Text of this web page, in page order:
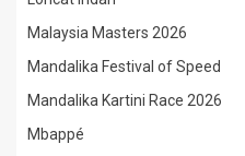
Malaysia Masters 2026
Mandalika Festival of Speed
Mandalika Kartini Race 2026
Mbappé